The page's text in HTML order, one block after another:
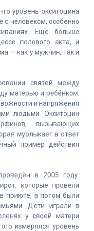
уровень окситоцина
с человеком, особенно
Ещё больше
полового акта, и
— как у мужчин, так и
связей между
матерью и ребёнком.
и напряжения
людьми. Окситоцин
вызывающих
мурлыкает в ответ
пример действия
в 2005 году.
которые провели
приюте, а потом были
Дети играли в
у своей матери
измерялся уровень